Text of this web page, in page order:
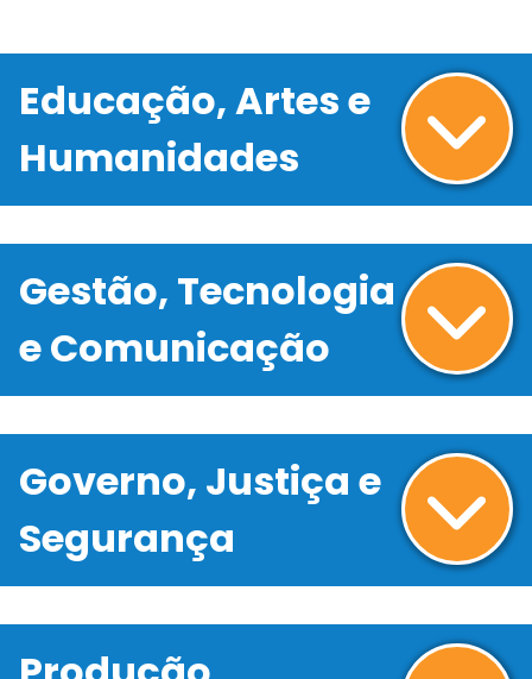
Educação, Artes e
Humanidades
Gestão, Tecnologia
e Comunicação
Governo, Justiça e
Segurança